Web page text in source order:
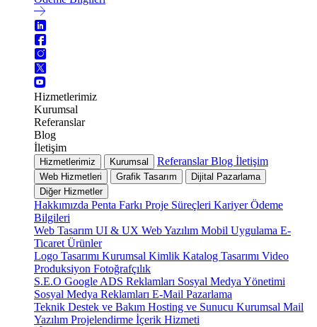
Hizmetlerimiz
Kurumsal
Referanslar
Blog
İletişim
Hizmetlerimiz Kurumsal ReferanslarBlog İletişim
Web Hizmetleri Grafik Tasarım
Dijital Pazarlama
Diğer Hizmetler
Hakkımızda Penta Farkı Proje Süreçleri KariyerÖdeme
Bilgileri
Web Tasarım UI & UX Web Yazılım Mobil Uygulama E-
Ticaret Ürünler
Logo Tasarımı Kurumsal Kimlik Katalog Tasarımı Video
Produksiyon Fotoğrafçılık
S.E.O Google ADS Reklamları Sosyal Medya Yönetimi
Sosyal Medya Reklamları E-Mail Pazarlama
Teknik Destek ve Bakım Hosting ve Sunucu Kurumsal Mail
Yazılım Projelendirme İçerik Hizmeti